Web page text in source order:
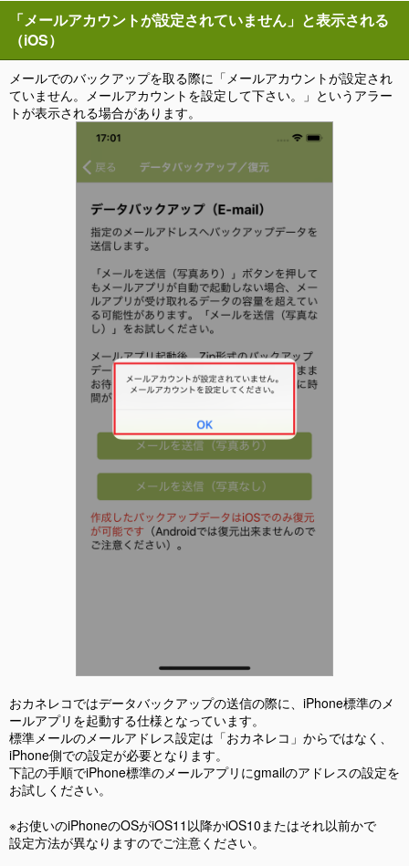
「メールアカウントが設定されていません」と表示される
（iOS）
メールでのバックアップを取る際に「メールアカウントが設定され
ていません。メールアカウントを設定して下さい。」というアラー
トが表示される場合があります。
おカネレコではデータバックアップの送信の際に、iPhone標準のメ
ールアプリを起動する仕様となっています。
標準メールのメールアドレス設定は「おカネレコ」からではなく、
iPhone側での設定が必要となります。
下記の手順でiPhone標準のメールアプリにgmailのアドレスの設定を
お試しください。
※お使いのiPhoneのOSがiOS11以降かiOS10またはそれ以前かで
設定方法が異なりますのでご注意ください。